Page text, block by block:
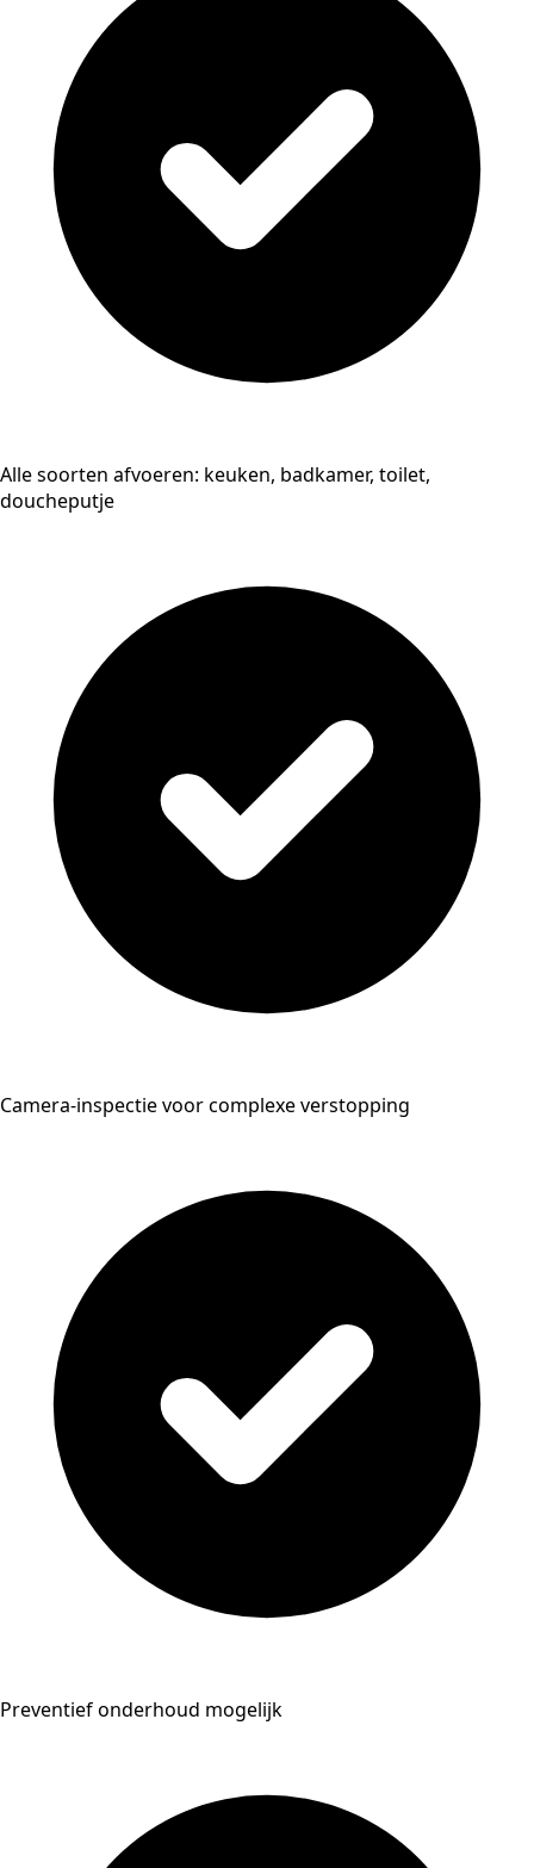
Alle soorten afvoeren: keuken, badkamer, toilet,
doucheputje
Camera-inspectie voor complexe verstopping
Preventief onderhoud mogelijk